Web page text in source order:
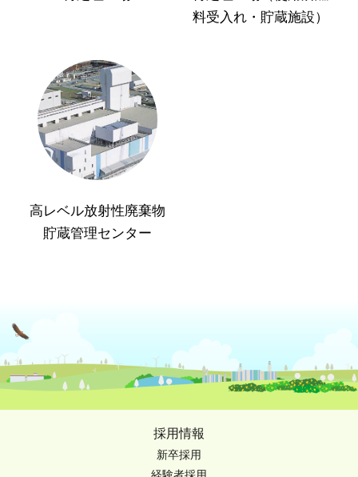
料受入れ・貯蔵施設）
高レベル放射性廃棄物
貯蔵管理センター
採用情報
新卒採用